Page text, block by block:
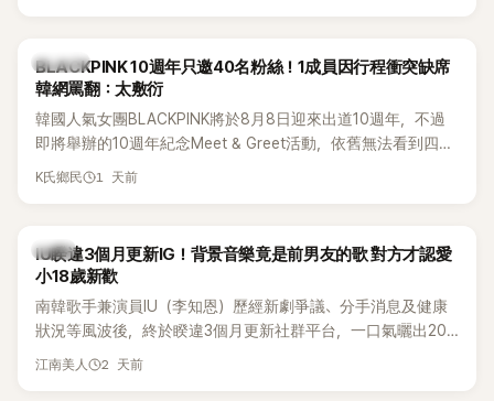
K-POP
BLACKPINK 10週年只邀40名粉絲！1成員因行程衝突缺席
韓網罵翻：太敷衍
韓國人氣女團BLACKPINK將於8月8日迎來出道10週年，不過
即將舉辦的10週年紀念Meet & Greet活動，依舊無法看到四人
合體。根據韓媒《MyDaily》7日報導，當天將由Jisoo（智秀）、
K氏鄉民 1 天前
韓星
IU睽違3個月更新IG！背景音樂竟是前男友的歌 對方才認愛
小18歲新歡
南韓歌手兼演員IU（李知恩）歷經新劇爭議、分手消息及健康
狀況等風波後，終於睽違3個月更新社群平台，一口氣曬出20
張近況照，讓大批粉絲又驚又喜。不過，比起照片本身，更引
江南美人 2 天前